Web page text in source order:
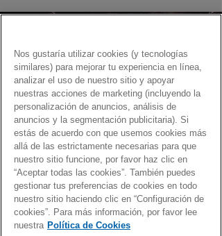
Load video
Fernando Martín
2 may 2022
El Gen Dro es... ¡alegría!
Una selección de vídeos y canciones para
Nos gustaría utilizar cookies (y tecnologías
similares) para mejorar tu experiencia en línea,
analizar el uso de nuestro sitio y apoyar
nuestras acciones de marketing (incluyendo la
personalización de anuncios, análisis de
anuncios y la segmentación publicitaria). Si
estás de acuerdo con que usemos cookies más
allá de las estrictamente necesarias para que
nuestro sitio funcione, por favor haz clic en
“Aceptar todas las cookies”. También puedes
gestionar tus preferencias de cookies en todo
nuestro sitio haciendo clic en “Configuración de
cookies”. Para más información, por favor lee
nuestra Política de Cookies